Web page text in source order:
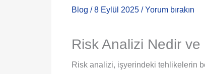
Blog /8 Eylül 2025 /Yorum bırakın
Risk Analizi Nedir
Risk analizi, işyerindeki tehlikelerin